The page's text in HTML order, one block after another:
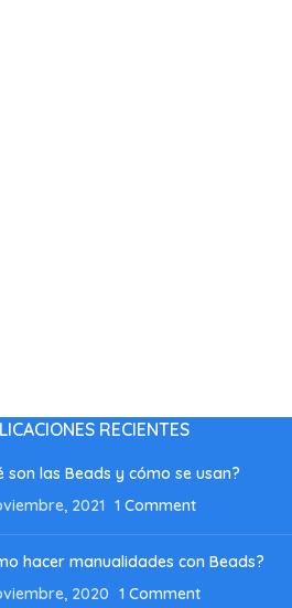
RECIENTES
son las Beads y cómo se usan?
2021 1 Comment
hacer manualidades con Beads?
2020 1 Comment